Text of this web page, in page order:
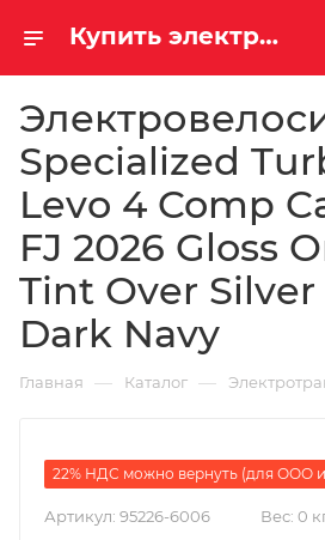
Купить электровелосипед Specialized Turbo Levo 4 Comp Carbon FJ 2026 Gloss Orange Tint Over Silver Dust Dark Navy за 905000.00000000 рублей в Саратове и Энгельсе в рассрочку или кредит выгодно
Specialized
Levo 4 Comp
FJ 2026 Gloss
Tint Over
Dark Navy
Главная — Каталог —
22% НДС можно вернуть (для ООО
Артикул: 95226-6006 Вес: 0